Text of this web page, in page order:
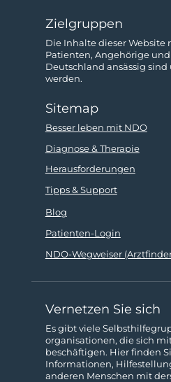
Zielgruppen
Die Inhalte dieser Website
Patienten, Angehörige
Deutschland ansässig
werden.
Sitemap
Besser leben mit NDO
Diagnose & Therapie
Herausforderungen
Tipps & Support
Blog
Patienten-Login
NDO-Wegweiser
Vernetzen Sie sich
Es gibt viele
organisationen, die sich
beschäftigen. Hier finden
Informa­tionen,
anderen Menschen mit